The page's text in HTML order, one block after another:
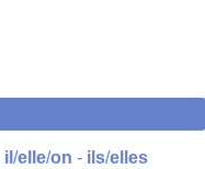
il /elle/on - ils/elles